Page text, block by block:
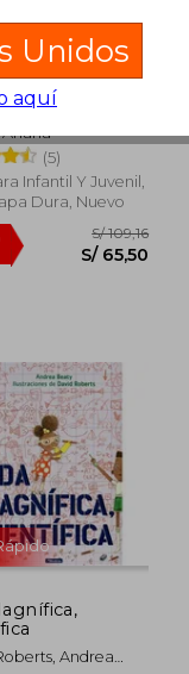
S/
S/
de mi
Ariana
(5)
Infantil Y Juvenil,
Dura, Nuevo
Andrea
Unidos
aquí